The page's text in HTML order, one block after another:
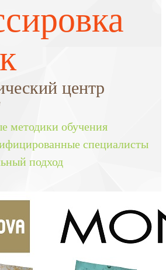
центр
методики обучения
специалисты
подход